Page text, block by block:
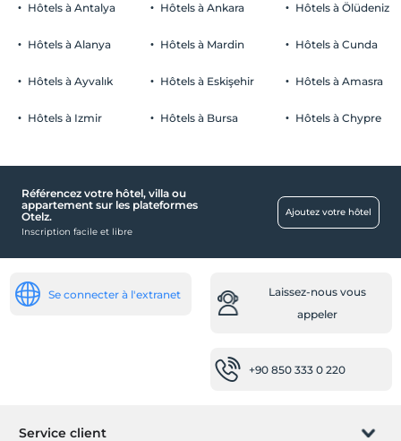
Hôtels à Antalya
Hôtels à Alanya
Hôtels à Ayvalık
Hôtels à Izmir
Hôtels à Ankara
Hôtels à Mardin
Hôtels à Eskişehir
Hôtels à Bursa
Hôtels à Ölüdeniz
Hôtels à Cunda
Hôtels à Amasra
Hôtels à Chypre
Référencez votre hôtel, villa ou
appartement sur les plateformes
Otelz.
Inscription facile et libre
Ajoutez votre hôtel
Se connecter à l'extranet
Laissez-nous vous
appeler
+90 850 333 0 220
Service client